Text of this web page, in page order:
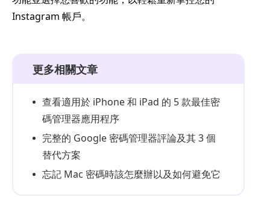
Instagram 帳戶。
更多相關文章
查看適用於 iPhone 和 iPad 的 5 款最佳密
碼管理器應用程序
完整的 Google 密碼管理器評論及其 3 個
替代方案
忘記 Mac 密碼時該怎麼辦以及如何避免它